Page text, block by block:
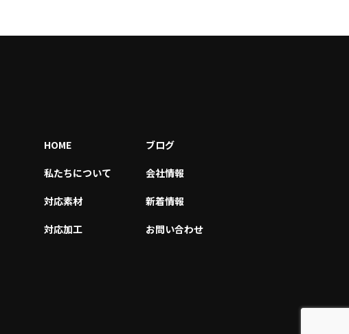
HOME
私たちについて
対応素材
対応加工
ブログ
会社情報
新着情報
お問い合わせ